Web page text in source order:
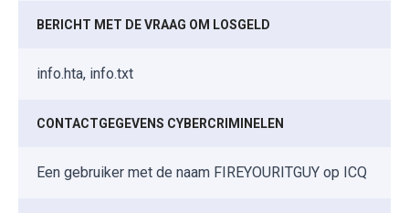
BERICHT MET DE VRAAG OM LOSGELD
info.hta, info.txt
CONTACTGEGEVENS CYBERCRIMINELEN
Een gebruiker met de naam FIREYOURITGUY op ICQ